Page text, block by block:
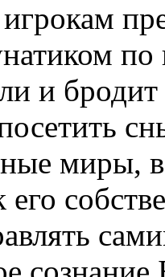
и
миры,
его